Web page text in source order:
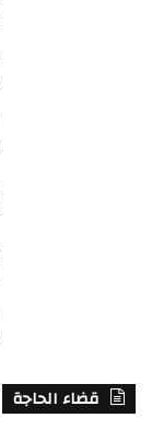
قضاء الحاجة